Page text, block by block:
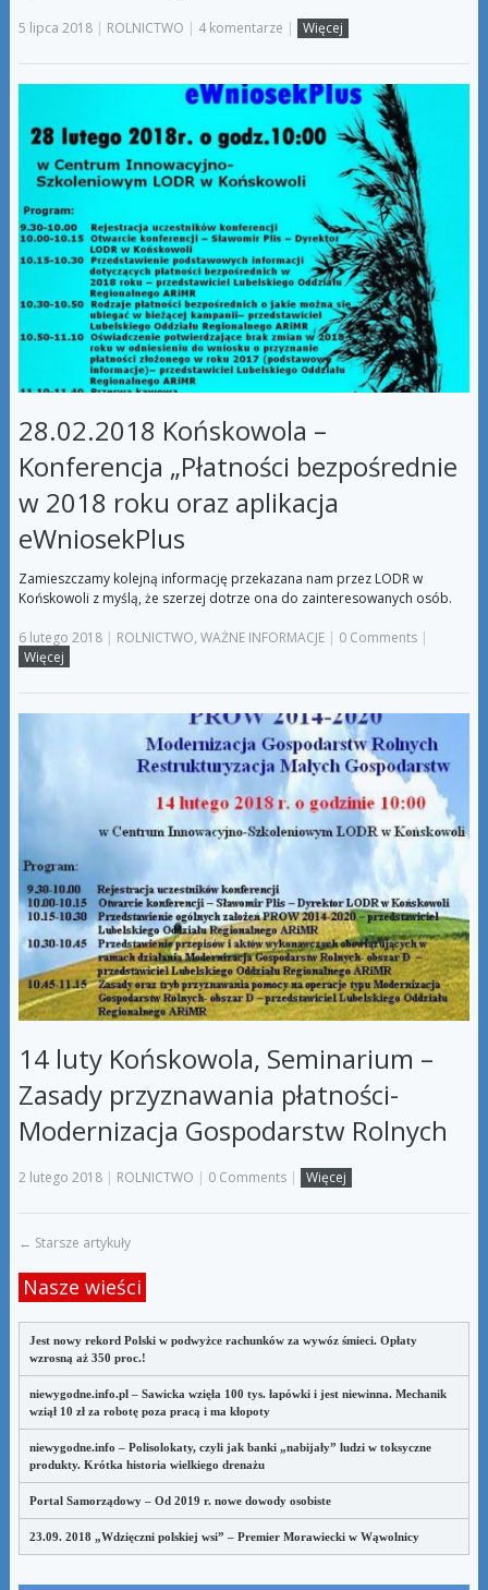
5 lipca 2018| ROLNICTWO | 4 komentarze | Więcej
28.02.2018 Końskowola –
Konferencja „Płatności bezpośrednie
w 2018 roku oraz aplikacja
eWniosekPlus
Zamieszczamy kolejną informację przekazana nam przez LODR w
Końskowoli z myślą, że szerzej dotrze ona do zainteresowanych osób.
6 lutego 2018| ROLNICTWO, WAŻNE INFORMACJE | 0 Comments |
Więcej
14 luty Końskowola, Seminarium –
Zasady przyznawania płatności-
Modernizacja Gospodarstw Rolnych
2 lutego 2018| ROLNICTWO | 0 Comments | Więcej
← Starsze artykuły
Nasze wieści
Jest nowy rekord Polski w podwyżce rachunków za wywóz śmieci. Opłaty
wzrosną aż 350 proc.!
niewygodne.info.pl – Sawicka wzięła 100 tys. łapówki i jest niewinna. Mechanik
wziął 10 zł za robotę poza pracą i ma kłopoty
niewygodne.info – Polisolokaty, czyli jak banki „nabijały” ludzi w toksyczne
produkty. Krótka historia wielkiego drenażu
Portal Samorządowy – Od 2019 r. nowe dowody osobiste
23.09. 2018 „Wdzięczni polskiej wsi” – Premier Morawiecki w Wąwolnicy